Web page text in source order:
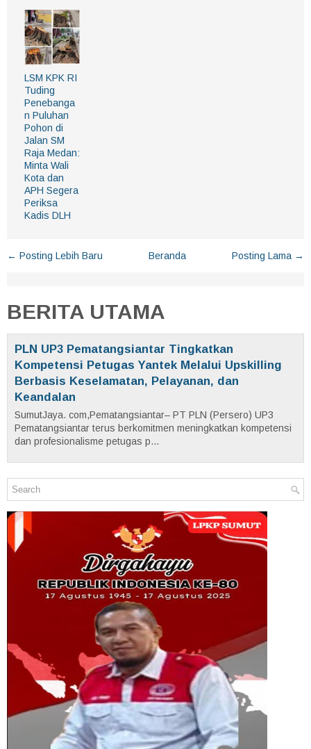
LSM KPK RI
Tuding
Penebanga
n Puluhan
Pohon di
Jalan SM
Raja Medan:
Minta Wali
Kota dan
APH Segera
Periksa
Kadis DLH
← Posting Lebih Baru Posting Lama →
Beranda
BERITA UTAMA
PLN UP3 Pematangsiantar Tingkatkan
Kompetensi Petugas Yantek Melalui Upskilling
Berbasis Keselamatan, Pelayanan, dan
Keandalan
SumutJaya. com,Pematangsiantar– PT PLN (Persero) UP3
Pematangsiantar terus berkomitmen meningkatkan kompetensi
dan profesionalisme petugas p...